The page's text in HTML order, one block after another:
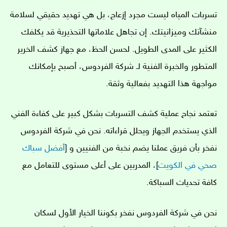
تسربات المياه ليست مجرد إزعاج، بل هي تهديد حقيقي لسلامة
منشآتك وميزانيتك. إن تجاهل علاماتها التحذيرية قد يكلفك
الكثير على المدى الطويل. لحسن الحظ، مع جهاز كشف الخرير
المتطور والخبرة الفنية لـ شركة الفردوس، أصبح بإمكانك
مواجهة هذا التهديد بفعالية وثقة.
تعتمد نجاح عملية كشف التسربات بشكل كبير على كفاءة الفني
الذي يستخدم الجهاز ويحلل قراءاته. نحن في شركة الفردوس
نفخر بأن فريق عملنا يضم نخبة من الفنيين و [ أفضل سباك
صحي في الكويت ]، المدربين على أعلى مستوى للتعامل مع
كافة تحديات السباكة.
نحن في شركة الفردوس نفخر بكوننا الخيار الأول لسكان